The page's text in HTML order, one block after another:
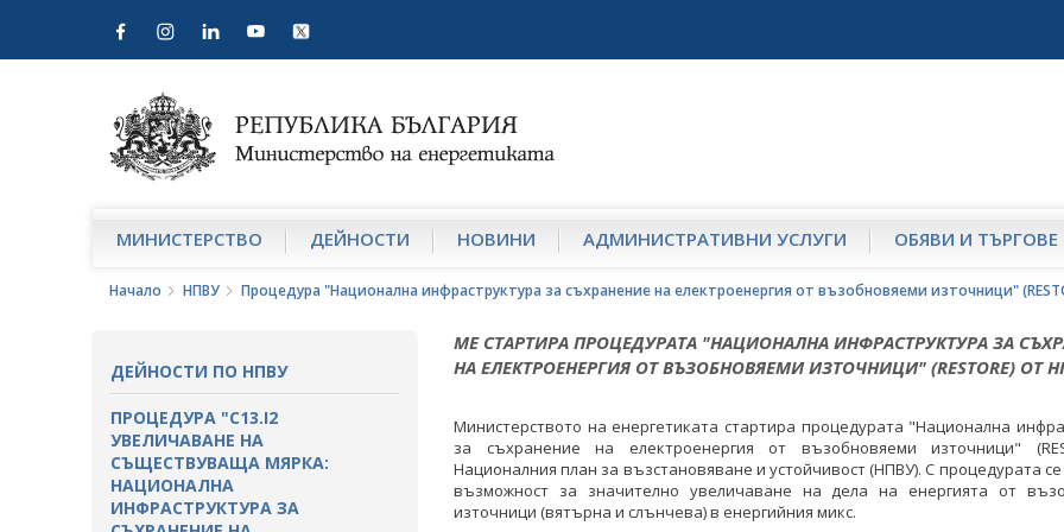
МИНИСТЕРСТВО ДЕЙНОСТИ НОВИНИ АДМИНИСТРАТИВНИ УСЛУГИ ОБЯВИ И ТЪРГОВЕ
Начало НПВУ Процедура "Национална инфраструктура за съхранение на електроенергия от възобновяеми източници"
ДЕЙНОСТИ ПО НПВУ
ПРОЦЕДУРА "C13.I2
УВЕЛИЧАВАНЕ НА
СЪЩЕСТВУВАЩА МЯРКА:
НАЦИОНАЛНА
ИНФРАСТРУКТУРА ЗА
МЕ СТАРТИРА ПРОЦЕДУРАТА "НАЦИОНАЛНА ИНФРАСТРУКТУРА ЗА
НА ЕЛЕКТРОЕНЕРГИЯ ОТ ВЪЗОБНОВЯЕМИ ИЗТОЧНИЦИ" (RESTORE) ОТ
Министерството на енергетиката стартира процедурата "Национална
за съхранение на електроенергия от възобновяеми източници"
Националния план за възстановяване и устойчивост (НПВУ). С процедурата се
възможност за значително увеличаване на дела на енергията от
източници (вятърна и слънчева) в енергийния микс.